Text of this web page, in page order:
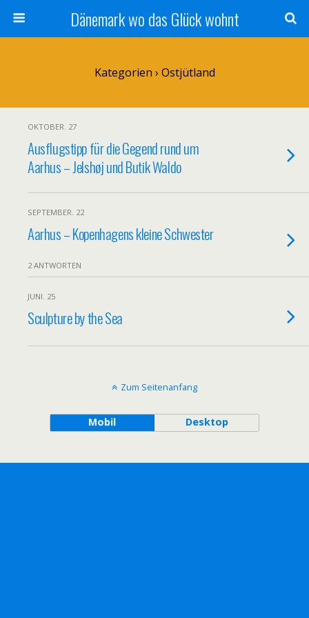
Dänemark wo das Glück wohnt
Kategorien › Ostjütland
OKTOBER. 27
Ausflugstipp für die Gegend rund um
Aarhus – Jelshøj und Butik Waldo
SEPTEMBER. 22
Aarhus – Kopenhagens kleine Schwester
2 ANTWORTEN
JUNI. 25
Sculpture by the Sea
Zum Seitenanfang
Mobil Desktop